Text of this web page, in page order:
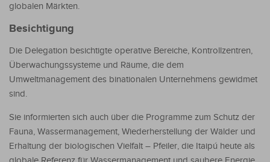
globalen Märkten.
Besichtigung
Die Delegation besichtigte operative Bereiche, Kontrollzentren,
Überwachungssysteme und Räume, die dem
Umweltmanagement des binationalen Unternehmens gewidmet
sind.
Sie informierten sich auch über die Programme zum Schutz der
Fauna, Wassermanagement, Wiederherstellung der Wälder und
Erhaltung der biologischen Vielfalt – Pfeiler, die Itaipú heute als